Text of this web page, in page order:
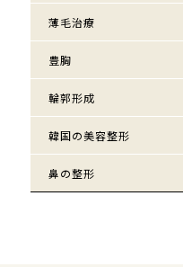
薄毛治療
豊胸
輪郭形成
韓国の美容整形
鼻の整形